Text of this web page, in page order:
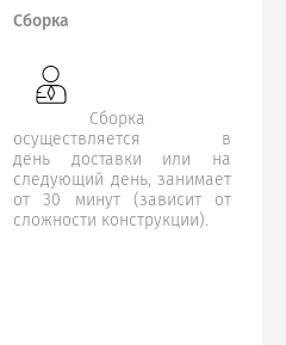
Сборка
Сборка
осуществляется в
день доставки или на
следующий день, занимает
от 30 минут (зависит от
сложности конструкции).